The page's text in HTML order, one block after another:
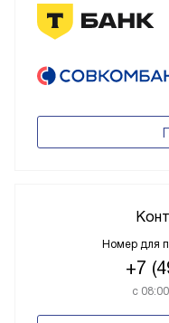
Номер для
+7
с